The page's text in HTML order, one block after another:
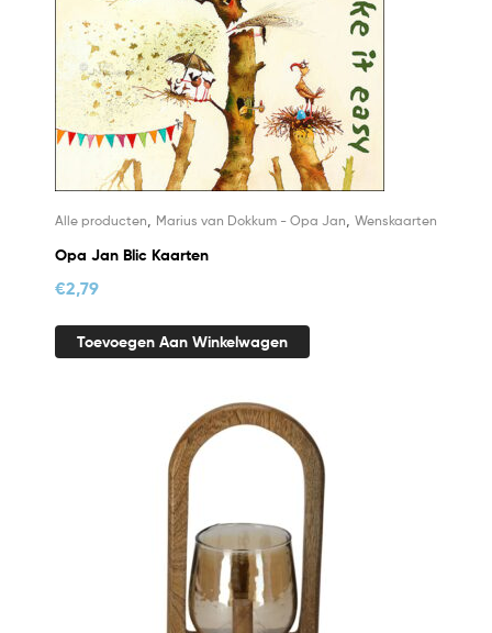
Alle producten Marius van Dokkum - Opa Jan Wenskaarten
Opa Jan Blic Kaarten
€2,79
Toevoegen Aan Winkelwagen